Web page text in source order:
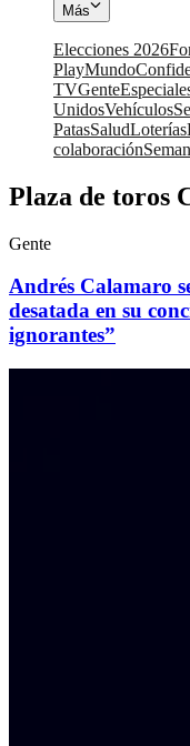
Más
Elecciones 2026
PlayMundo
TVGente
UnidosVehículos
PatasSaludLoterías
colaboración
Plaza de toros
Gente
Andrés Calamaro
desatada en su
ignorantes”